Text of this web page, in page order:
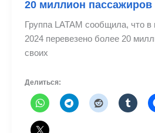
20 миллион пассажиров
Группа LATAM сообщила, что в
2024 перевезено более 20
своих
Делиться: